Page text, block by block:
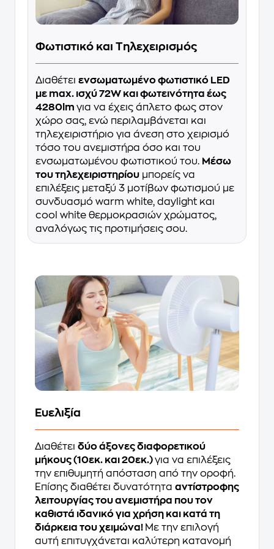
Φωτιστικό και Τηλεχειρισμός
Διαθέτει ενσωματωμένο φωτιστικό LED
με max. ισχύ 72W και φωτεινότητα έως
4280lm για να έχεις άπλετο φως στον
χώρο σας, ενώ περιλαμβάνεται και
τηλεχειριστήριο για άνεση στο χειρισμό
τόσο του ανεμιστήρα όσο και του
ενσωματωμένου φωτιστικού του. Μέσω
του τηλεχειριστηρίου μπορείς να
επιλέξεις μεταξύ 3 μοτίβων φωτισμού με
συνδυασμό warm white, daylight και
cool white θερμοκρασιών χρώματος,
αναλόγως τις προτιμήσεις σου.
Ευελιξία
Διαθέτει δύο άξονες διαφορετικού
μήκους (10εκ. και 20εκ.)για να επιλέξεις
την επιθυμητή απόσταση από την οροφή.
Επίσης διαθέτει δυνατότητα αντίστροφης
λειτουργίας του ανεμιστήρα που τον
καθιστά ιδανικό για χρήση και κατά τη
διάρκεια του χειμώνα! Με την επιλογή
αυτή επιτυγχάνεται καλύτερη κατανομή